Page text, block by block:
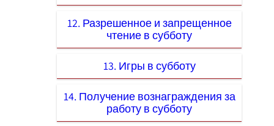
12. Разрешенное и запрещенное
чтение в субботу
13. Игры в субботу
14. Получение вознаграждения за
работу в субботу